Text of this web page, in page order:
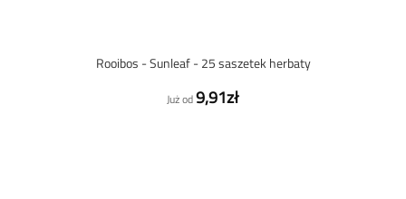
Rooibos - Sunleaf - 25 saszetek herbaty
Już od9,91zł